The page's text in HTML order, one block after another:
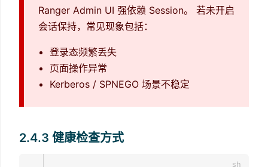
Ranger Admin UI 强依赖 Session。 若未开启
会话保持，常见现象包括：
登录态频繁丢失
页面操作异常
Kerberos / SPNEGO 场景不稳定
2.4.3 健康检查方式